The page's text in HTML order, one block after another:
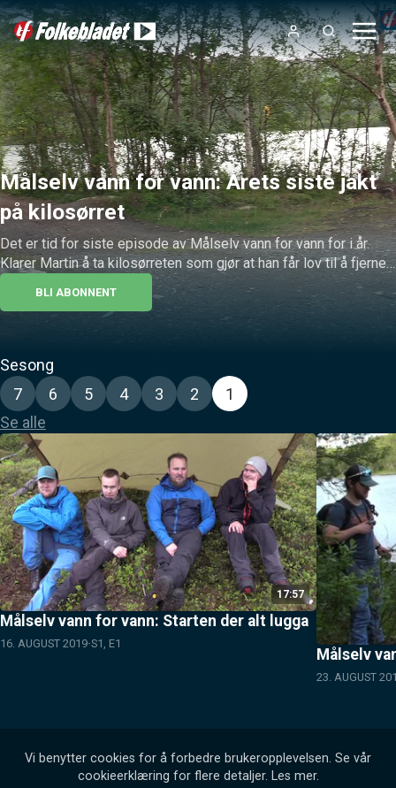
Målselv vann for vann: Årets siste jakt
på kilosørret
Det er tid for siste episode av Målselv vann for vann for i år.
Klarer Martin å ta kilosørreten som gjør at han får lov til å fjerne
barten? På årets siste tur har de også med seg gjester.
BLI ABONNENT
Sesong
7
6 5 4 3 2
1
Se alle
17:57
Målselv vann for vann: Starten der alt lugga
16. AUGUST 2019 S1, E1
Målselv
23. AUGUST
Vi benytter cookies for å forbedre brukeropplevelsen. Se vår
cookieerklæring for flere detaljer. Les mer.